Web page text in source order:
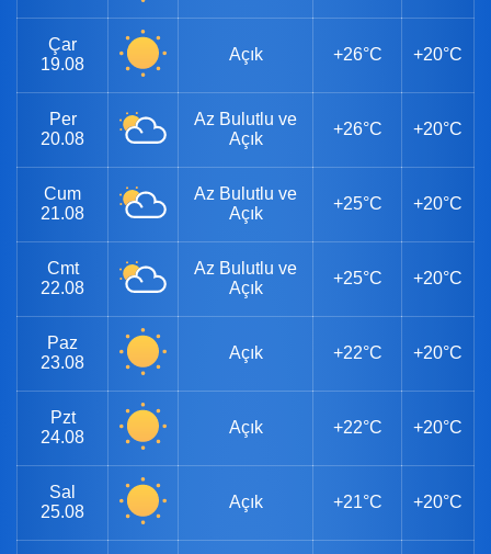
Çar
19.08
Açık +26°C +20°C
Per
20.08
Az Bulutlu ve
Açık
+26°C +20°C
Cum
21.08
Az Bulutlu ve
Açık
+25°C +20°C
Cmt
22.08
Az Bulutlu ve
Açık
+25°C +20°C
Paz
23.08
Açık +22°C +20°C
Pzt
24.08
Açık +22°C +20°C
Sal
25.08
Açık +21°C +20°C